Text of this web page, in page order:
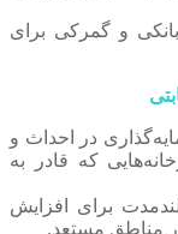
و گمرکی برای
در احداث و
که قادر به
برای افزایش
مناطق مستعد.